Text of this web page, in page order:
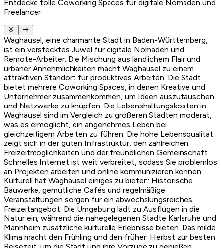
Entdecke tolle Coworking Spaces für digitale Nomaden und
Freelancer
Waghäusel, eine charmante Stadt in Baden-Württemberg,
ist ein verstecktes Juwel für digitale Nomaden und
Remote-Arbeiter. Die Mischung aus ländlichem Flair und
urbaner Annehmlichkeiten macht Waghäusel zu einem
attraktiven Standort für produktives Arbeiten. Die Stadt
bietet mehrere Coworking Spaces, in denen Kreative und
Unternehmer zusammenkommen, um Ideen auszutauschen
und Netzwerke zu knüpfen. Die Lebenshaltungskosten in
Waghäusel sind im Vergleich zu größeren Städten moderat,
was es ermöglicht, ein angenehmes Leben bei
gleichzeitigem Arbeiten zu führen. Die hohe Lebensqualität
zeigt sich in der guten Infrastruktur, den zahlreichen
Freizeitmöglichkeiten und der freundlichen Gemeinschaft.
Schnelles Internet ist weit verbreitet, sodass Sie problemlos
an Projekten arbeiten und online kommunizieren können.
Kulturell hat Waghäusel einiges zu bieten: Historische
Bauwerke, gemütliche Cafés und regelmäßige
Veranstaltungen sorgen für ein abwechslungsreiches
Freizeitangebot. Die Umgebung lädt zu Ausflügen in die
Natur ein, während die nahegelegenen Städte Karlsruhe und
Mannheim zusätzliche kulturelle Erlebnisse bieten. Das milde
Klima macht den Frühling und den frühen Herbst zur besten